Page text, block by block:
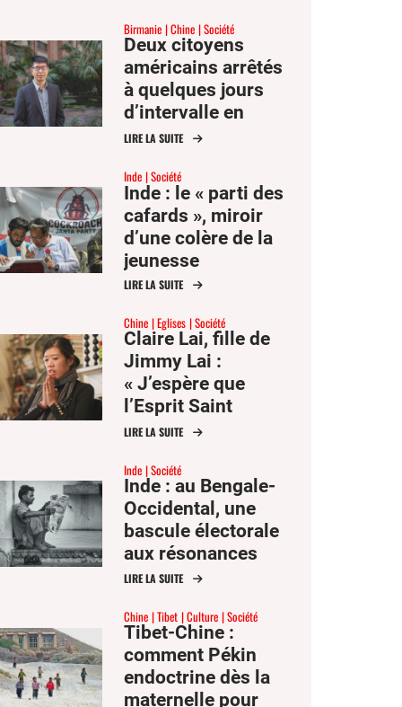
Birmanie Chine Société
Deux citoyens
américains arrêtés
à quelques jours
d’intervalle en
Birmanie et en
LIRE LA SUITE
Inde Société
Inde : le « parti des
cafards », miroir
d’une colère de la
jeunesse
LIRE LA SUITE
Chine Eglises Société
Claire Lai, fille de
Jimmy Lai :
« J’espère que
l’Esprit Saint
pourra toucher le
Xi »
LIRE LA SUITE
Inde Société
Inde : au Bengale-
Occidental, une
bascule électorale
aux résonances
nationales
LIRE LA SUITE
Chine Tibet Culture Société
Tibet-Chine :
comment Pékin
endoctrine dès la
maternelle pour